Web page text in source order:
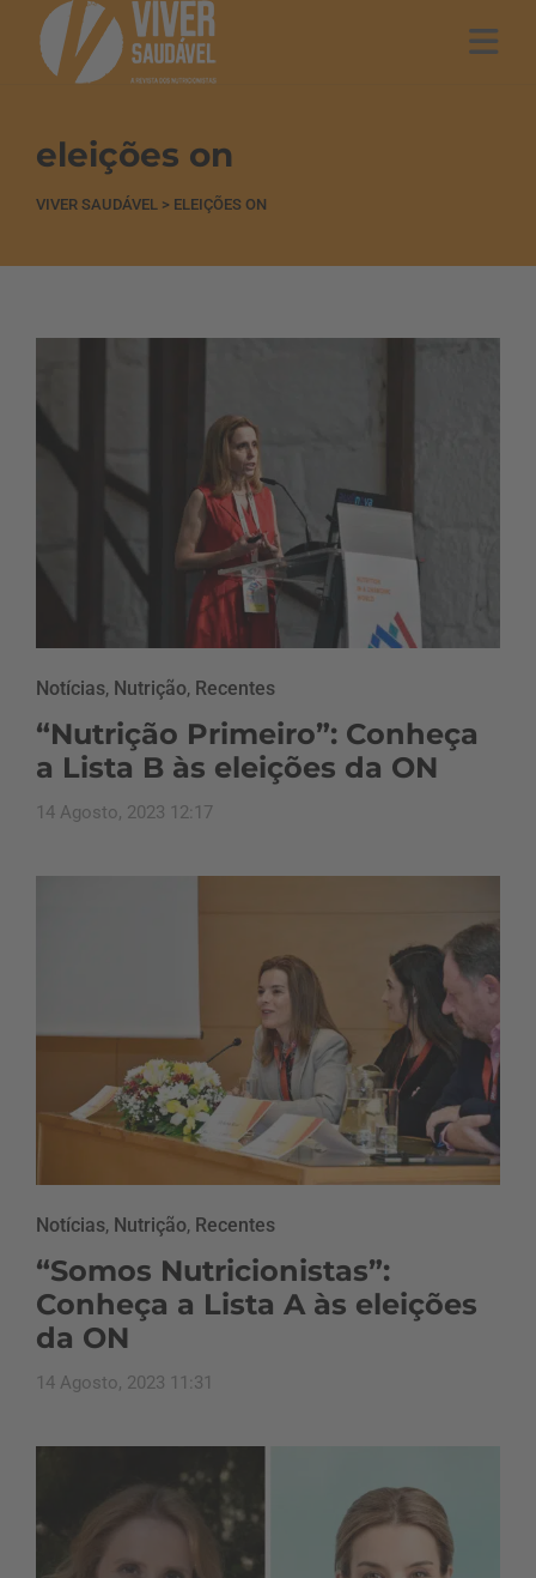
eleições on
VIVER SAUDÁVEL > ELEIÇÕES ON
Notícias, Nutrição, Recentes
“Nutrição Primeiro”: Conheça
a Lista B às eleições da ON
14 Agosto, 2023 12:17
Notícias, Nutrição, Recentes
“Somos Nutricionistas”:
Conheça a Lista A às eleições
da ON
14 Agosto, 2023 11:31